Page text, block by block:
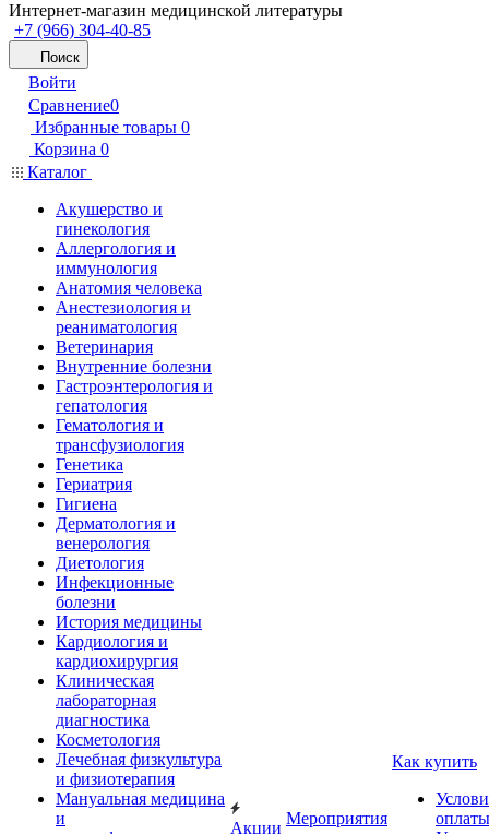
Интернет-магазин медицинской литературы
+7 (966) 304-40-85
Поиск
Войти
Сравнение0
Избранные товары 0
Корзина 0
Каталог
Акушерство и
гинекология
Аллергология и
иммунология
Анатомия человека
Анестезиология и
реаниматология
Ветеринария
Внутренние болезни
Гастроэнтерология и
гепатология
Гематология и
трансфузиология
Генетика
Гериатрия
Гигиена
Дерматология и
венерология
Диетология
Инфекционные
болезни
История медицины
Кардиология и
кардиохирургия
Клиническая
лабораторная
диагностика
Косметология
Лечебная физкультура
и физиотерапия
Мануальная медицина
и
Акции
Мероприятия
Как купить
оплаты